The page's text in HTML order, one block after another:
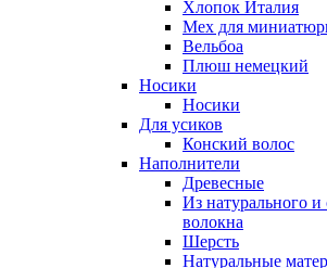
Хлопок Италия
Мех для
Вельбоа
Плюш немецкий
Носики
Носики
Для усиков
Конский волос
Наполнители
Древесные
Из натурального и
волокна
Шерсть
Натуральные